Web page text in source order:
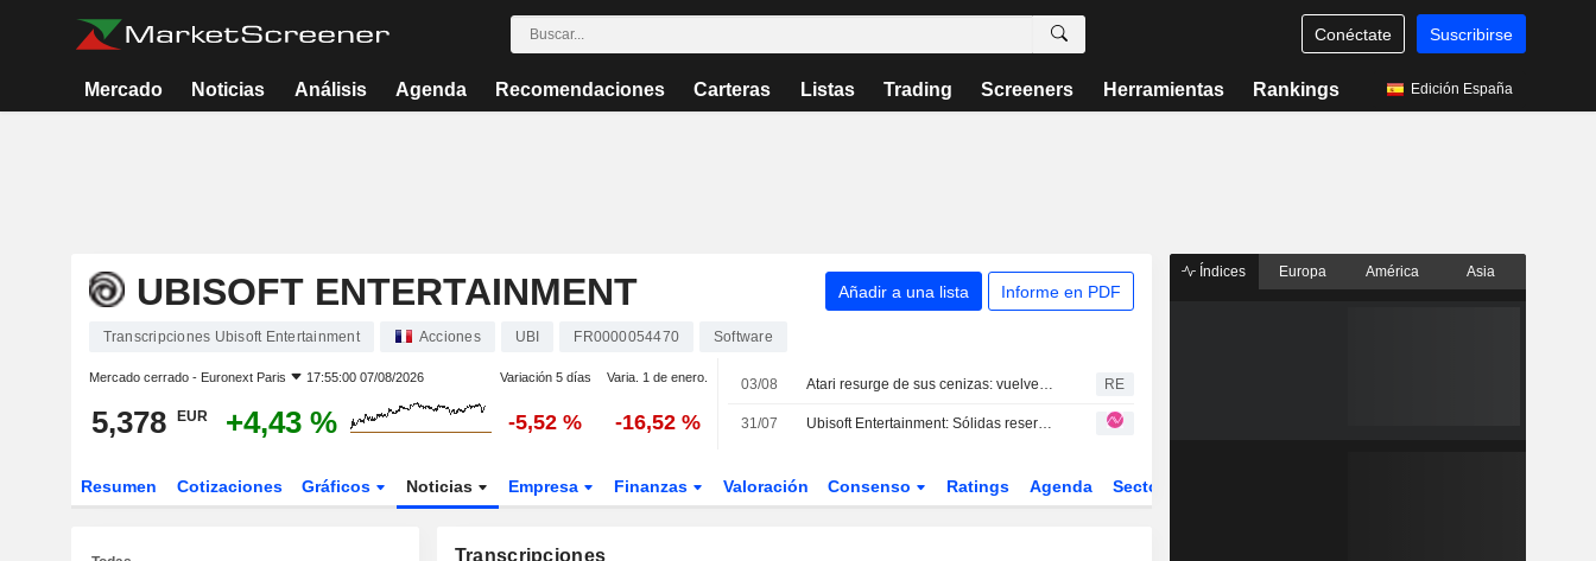
Conéctate Suscribirse
Mercado Noticias Análisis Agenda Recomendaciones Carteras Listas Trading Screeners Herramientas Rankings Edición España
UBISOFT ENTERTAINMENT Añadir a una lista Informe en PDF
Transcripciones Ubisoft Entertainment Acciones UBI FR0000054470 Software
Mercado cerrado - Euronext Paris 17:55:00 07/08/2026 Variación 5 días Varia. 1 de enero.
5,378 EUR +4,43 % -5,52 % -16,52 %
03/08 Atari resurge de sus cenizas: vuelve a beneficios con sus mayores ingresos en una década RE
31/07 Ubisoft Entertainment: Sólidas reservas netas en el primer trimestre fiscal, pero perspectivas decepcionantes
Resumen Cotizaciones Gráficos Noticias Empresa Finanzas Valoración Consenso Ratings Agenda Sector
Transcripciones
Índices Europa América Asia